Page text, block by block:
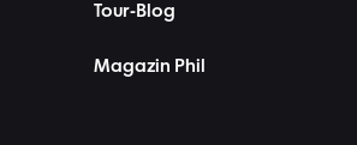
Tour-Blog
Magazin Phil